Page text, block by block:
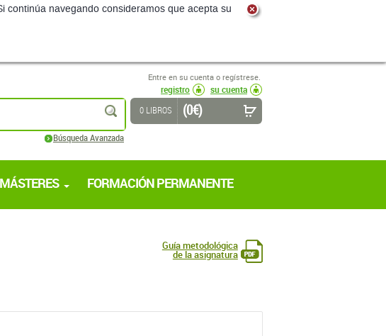
continúa navegando consideramos que acepta su
Entre en su cuenta o regístrese.
registro
su cuenta
buscar
Búsqueda Avanzada
0 LIBROS (0 €)
MÁSTERES FORMACIÓN PERMANENTE
Guía metodológica
de la asignatura